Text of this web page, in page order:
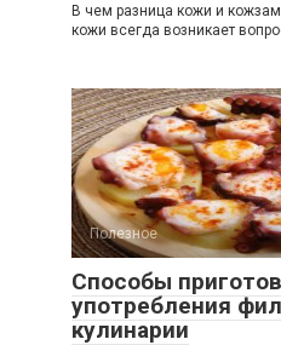
В чем разница кожи и
кожи всегда возникает
Полезное
Способы
употребления
кулинарии